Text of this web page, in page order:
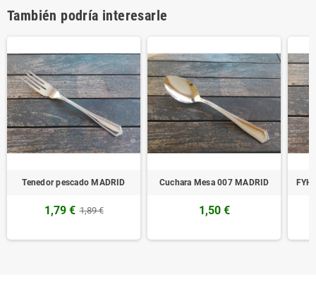
También podría interesarle
Tenedor pescado MADRID
1,79 € 1,89 €
Cuchara Mesa 007 MADRID
1,50 €